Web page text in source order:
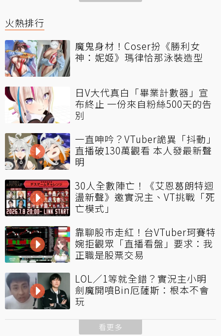
火熱排行
魔鬼身材！Coser扮《勝利女
神：妮姬》瑪律恰那泳裝造型
日V大代真白「畢業計數器」宣
布終止 一份來自粉絲500天的告
別
一直呻吟？VTuber詭異「抖動」
直播破130萬觀看 本人發最新聲
明
30人全數陣亡！《艾恩葛朗特迴
盪新聲》邀實況主、VT挑戰「死
亡模式」
靠聊股市走紅！台VTuber珂賽特
婉拒觀眾「直播看盤」要求：我
正職是股票交易
LOL／1等就全錯？實況主小明
劍魔開噴Bin厄薩斯：根本不會
玩
看更多